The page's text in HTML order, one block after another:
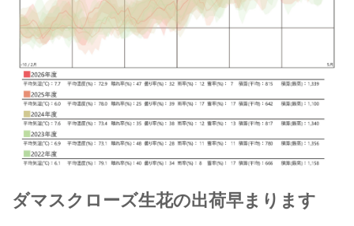
ダマスクローズ生花の出荷早まります